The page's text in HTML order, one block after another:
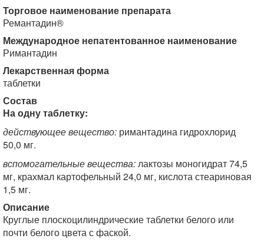
Торговое наименование препарата
Ремантадин®
Международное непатентованное наименование
Римантадин
Лекарственная форма
таблетки
Состав
На одну таблетку:
действующее вещество: римантадина гидрохлорид
50,0 мг.
вспомогательные вещества:лактозы моногидрат 74,5
мг, крахмал картофельный 24,0 мг, кислота стеариновая
1,5 мг.
Описание
Круглые плоскоцилиндрические таблетки белого или
почти белого цвета с фаской.